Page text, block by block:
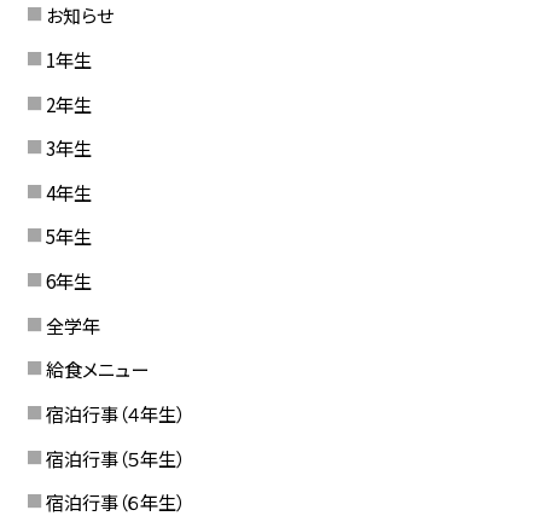
お知らせ
1年生
2年生
3年生
4年生
5年生
6年生
全学年
給食メニュー
宿泊行事（４年生）
宿泊行事（５年生）
宿泊行事（６年生）